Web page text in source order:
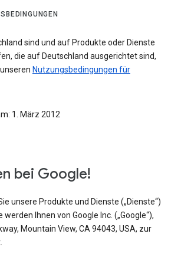
sind und auf Produkte oder Dienste
die auf Deutschland ausgerichtet sind,
Nutzungsbedingungen für
1. März 2012
bei Google!
unsere Produkte und Dienste („Dienste“)
Ihnen von Google Inc. („Google“),
Mountain View, CA 94043, USA, zur